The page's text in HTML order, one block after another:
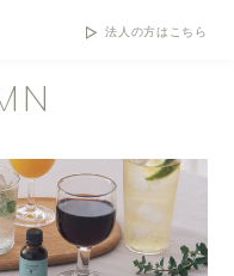
法人の方はこちら